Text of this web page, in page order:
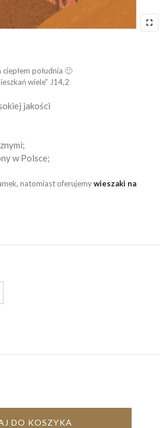
południa 🙂
wiele” J14,2
jakości
w Polsce;
natomiast oferujemywieszaki na
DO KOSZYKA